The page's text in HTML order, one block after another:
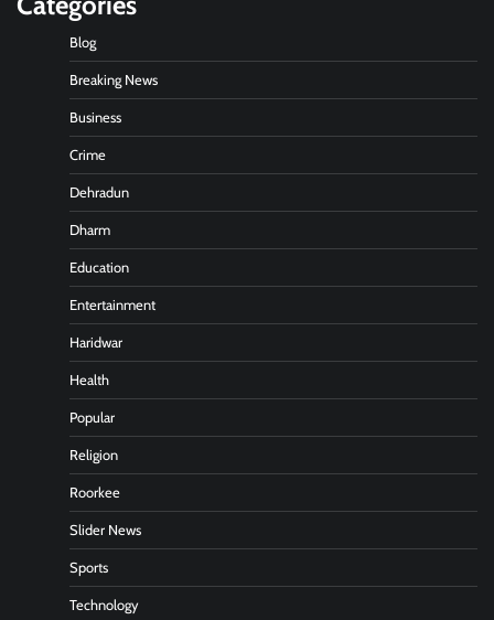
Blog
Breaking News
Business
Crime
Dehradun
Dharm
Education
Entertainment
Haridwar
Health
Popular
Religion
Roorkee
Slider News
Sports
Technology